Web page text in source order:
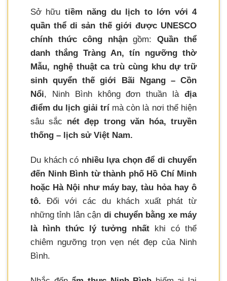
Sở hữu tiềm năng du lịch to lớn với 4
quần thể di sản thế giới được UNESCO
chính thức công nhậngồm:Quần thể
danh thắng Tràng An, tín ngưỡng thờ
Mẫu, nghệ thuật ca trù cùng khu dự trữ
sinh quyển thế giới Bãi Ngang – Cồn
Nổi, Ninh Bình không đơn thuần là địa
điểm du lịch giải trímà còn là nơi thể hiện
sâu sắc nét đẹp trong văn hóa, truyền
thống – lịch sử Việt Nam.
Du khách có nhiều lựa chọn để di chuyển
đến Ninh Bình từ thành phố Hồ Chí Minh
hoặc Hà Nội như máy bay, tàu hỏa hay ô
tô. Đối với các du khách xuất phát từ
những tỉnh lân cận di chuyển bằng xe máy
là hình thức lý tưởng nhất khi có thể
chiêm ngưỡng trọn vẹn nét đẹp của Ninh
Bình.